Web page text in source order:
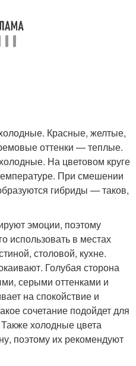
Красные, желтые,
оттенки — теплые.
На цветовом круге
При смешении
гибриды — таков,
эмоции, поэтому
использовать в местах
столовой, кухне.
Голубая сторона
серыми оттенками и
на спокойствие и
сочетание подойдет для
холодные цвета
поэтому их рекомендуют